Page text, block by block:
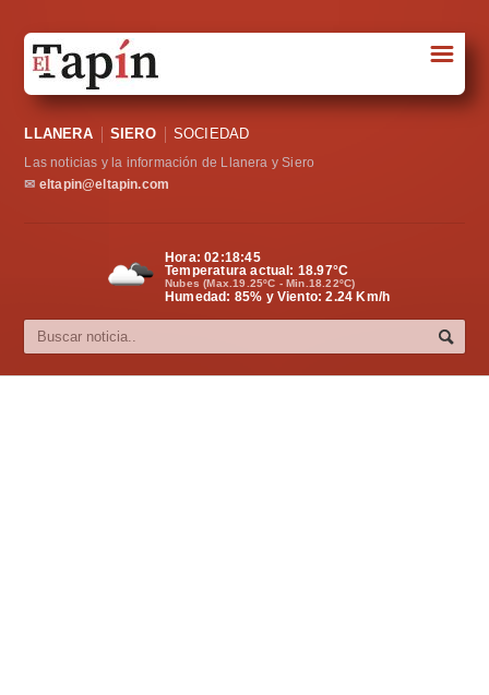
Sociedad
Política
Cultura
☰
LLANERA SIERO SOCIEDAD
Las noticias y la información de Llanera y Siero
✉ eltapin@eltapin.com
Hora:02:18:45
Temperatura actual: 18.97°C
Nubes (Max.19.25ºC - Min.18.22ºC)
Humedad: 85% y Viento: 2.24 Km/h